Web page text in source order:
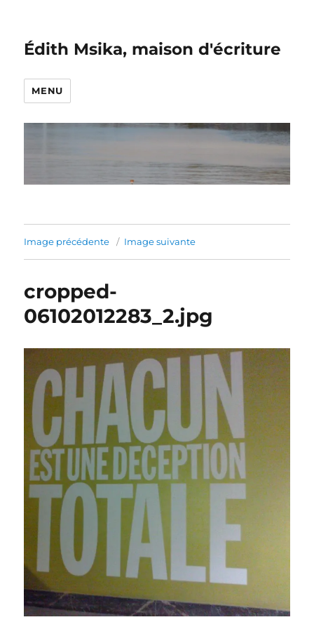
Édith Msika, maison d'écriture
MENU
Image précédente Image suivante
cropped-
06102012283_2.jpg